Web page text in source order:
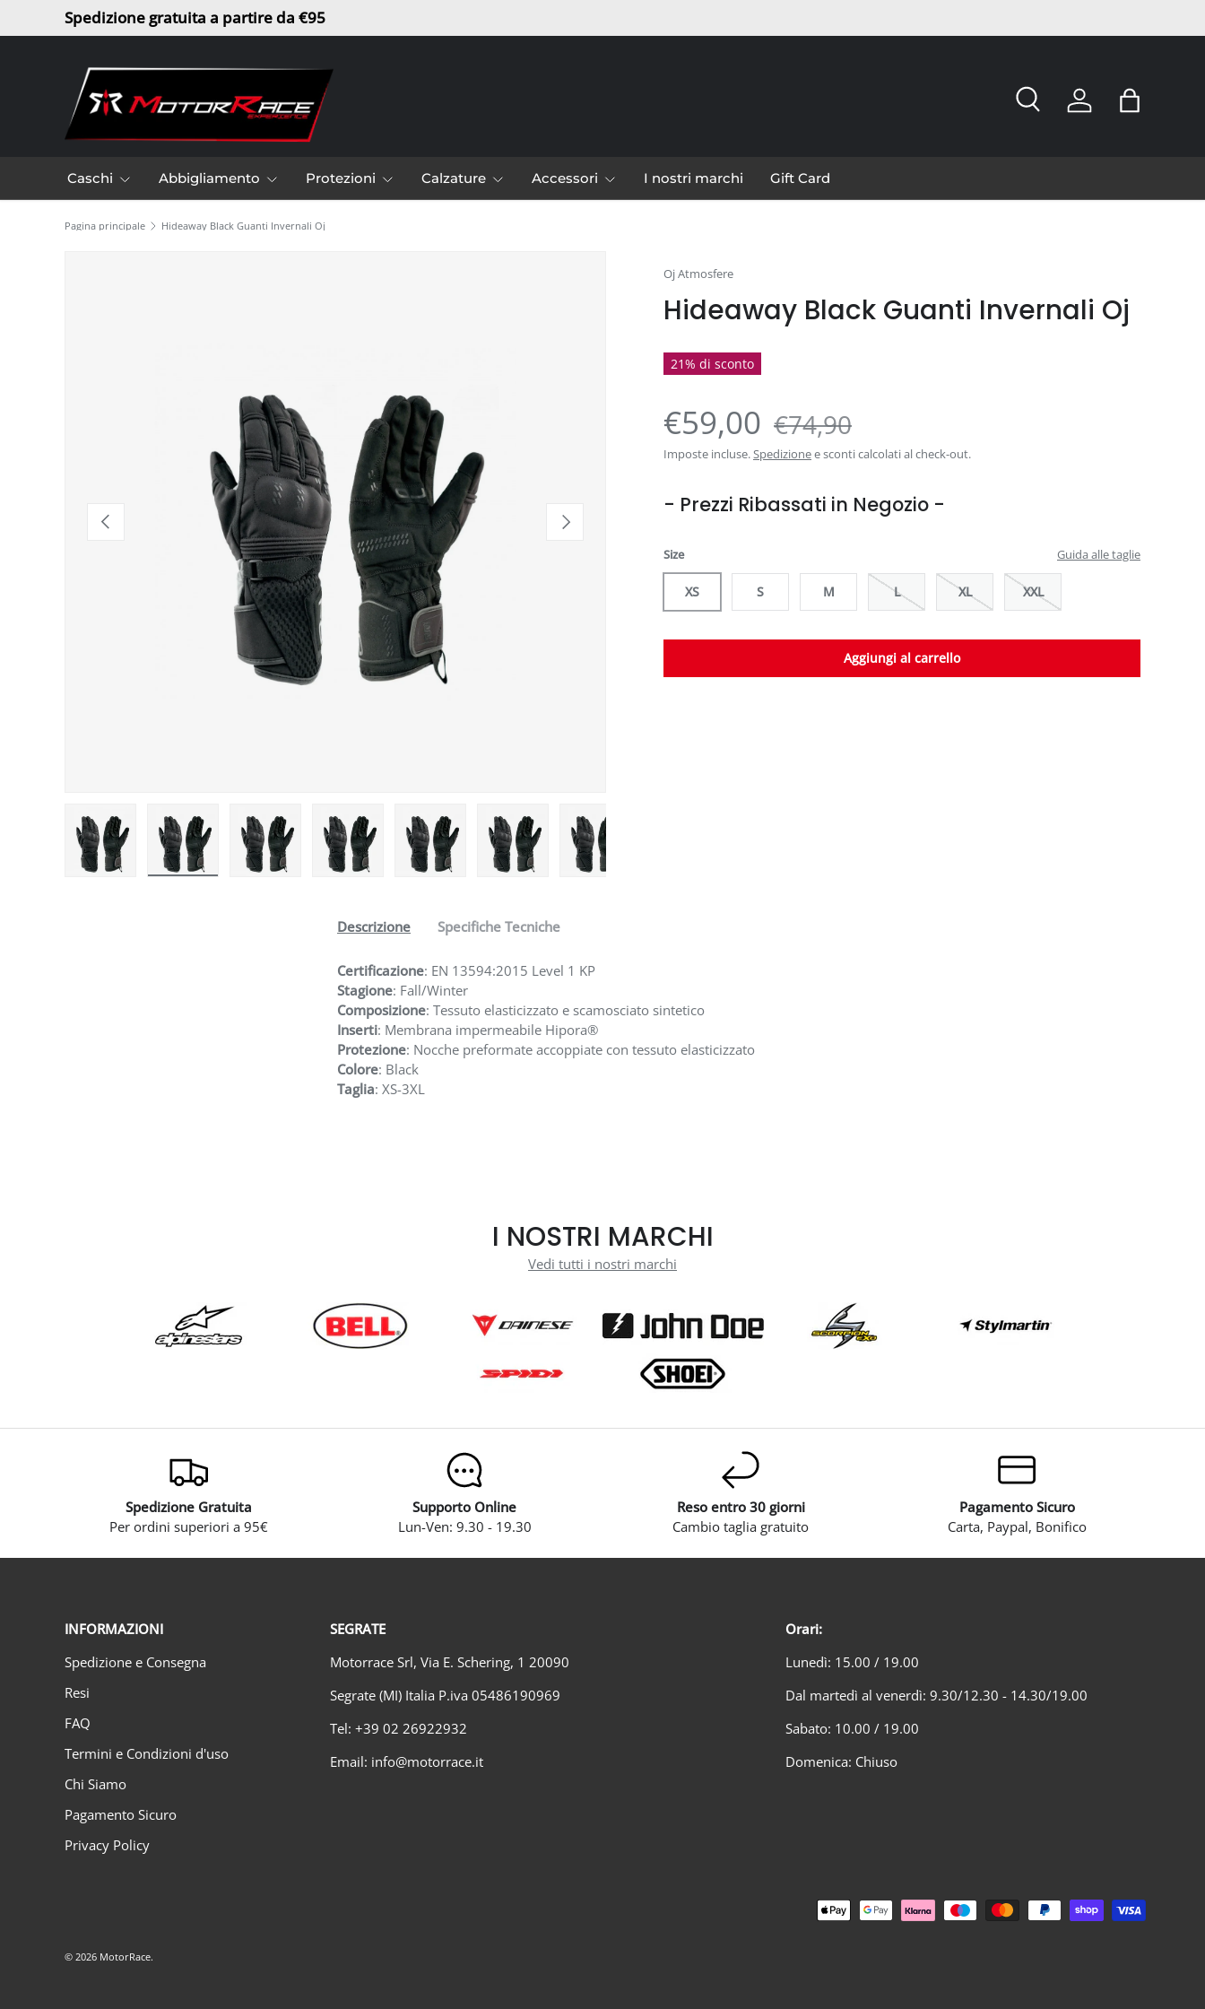
Passa ai contenuti
Spedizione gratuita a partire da €95
Cerca Accedi Borsa
Caschi Abbigliamento Protezioni Calzature Accessori I nostri marchi Gift Card
Pagina principale Hideaway Black Guanti Invernali Oj
Indietro Avanti
Oj Atmosfere
Hideaway Black Guanti Invernali Oj
21% di sconto
€59,00 €74,90
Imposte incluse.Spedizionee sconti calcolati al check-out.
- Prezzi Ribassati in Negozio -
Size Guida alle taglie
XS S M L XL XXL
Aggiungi al carrello
Descrizione Specifiche Tecniche
Certificazione: EN 13594:2015 Level 1 KP
Stagione: Fall/Winter
Composizione: Tessuto elasticizzato e scamosciato sintetico
Inserti: Membrana impermeabile Hipora®
Protezione: Nocche preformate accoppiate con tessuto elasticizzato
Colore: Black
Taglia: XS-3XL
I NOSTRI MARCHI
Vedi tutti i nostri marchi
Spedizione Gratuita
Per ordini superiori a 95€
Supporto Online
Lun-Ven: 9.30 - 19.30
Reso entro 30 giorni
Cambio taglia gratuito
Pagamento Sicuro
Carta, Paypal, Bonifico
INFORMAZIONI
Spedizione e Consegna
Resi
FAQ
Termini e Condizioni d'uso
Chi Siamo
Pagamento Sicuro
Privacy Policy
SEGRATE
Motorrace Srl, Via E. Schering, 1 20090
Segrate (MI) Italia P.iva 05486190969
Tel: +39 02 26922932
Email: info@motorrace.it
Orari:
Lunedì: 15.00 / 19.00
Dal martedì al venerdì: 9.30/12.30 - 14.30/19.00
Sabato: 10.00 / 19.00
Domenica: Chiuso
© 2026 MotorRace.